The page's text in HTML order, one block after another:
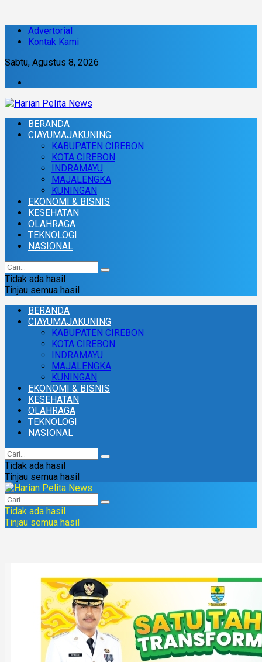
Advertorial
Kontak Kami
Sabtu, Agustus 8, 2026
BERANDA
CIAYUMAJAKUNING
KABUPATEN CIREBON
KOTA CIREBON
INDRAMAYU
MAJALENGKA
KUNINGAN
EKONOMI & BISNIS
KESEHATAN
OLAHRAGA
TEKNOLOGI
NASIONAL
Tidak ada hasil
Tinjau semua hasil
BERANDA
CIAYUMAJAKUNING
KABUPATEN CIREBON
KOTA CIREBON
INDRAMAYU
MAJALENGKA
KUNINGAN
EKONOMI & BISNIS
KESEHATAN
OLAHRAGA
TEKNOLOGI
NASIONAL
Tidak ada hasil
Tinjau semua hasil
Tidak ada hasil
Tinjau semua hasil